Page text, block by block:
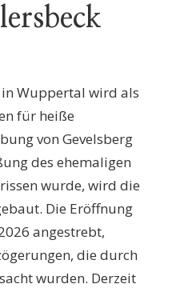
Wuppertal wird als
für heiße
von Gevelsberg
des ehemaligen
wurde, wird die
Die Eröffnung
angestrebt,
die durch
wurden. Derzeit